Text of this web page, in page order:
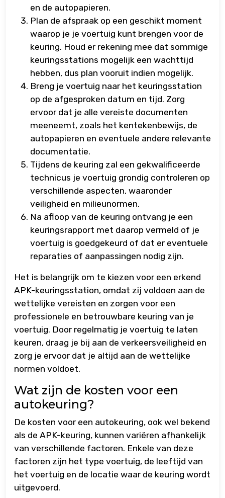
en de autopapieren.
Plan de afspraak op een geschikt moment
waarop je je voertuig kunt brengen voor de
keuring. Houd er rekening mee dat sommige
keuringsstations mogelijk een wachttijd
hebben, dus plan vooruit indien mogelijk.
Breng je voertuig naar het keuringsstation
op de afgesproken datum en tijd. Zorg
ervoor dat je alle vereiste documenten
meeneemt, zoals het kentekenbewijs, de
autopapieren en eventuele andere relevante
documentatie.
Tijdens de keuring zal een gekwalificeerde
technicus je voertuig grondig controleren op
verschillende aspecten, waaronder
veiligheid en milieunormen.
Na afloop van de keuring ontvang je een
keuringsrapport met daarop vermeld of je
voertuig is goedgekeurd of dat er eventuele
reparaties of aanpassingen nodig zijn.
Het is belangrijk om te kiezen voor een erkend
APK-keuringsstation, omdat zij voldoen aan de
wettelijke vereisten en zorgen voor een
professionele en betrouwbare keuring van je
voertuig. Door regelmatig je voertuig te laten
keuren, draag je bij aan de verkeersveiligheid en
zorg je ervoor dat je altijd aan de wettelijke
normen voldoet.
Wat zijn de kosten voor een
autokeuring?
De kosten voor een autokeuring, ook wel bekend
als de APK-keuring, kunnen variëren afhankelijk
van verschillende factoren. Enkele van deze
factoren zijn het type voertuig, de leeftijd van
het voertuig en de locatie waar de keuring wordt
uitgevoerd.